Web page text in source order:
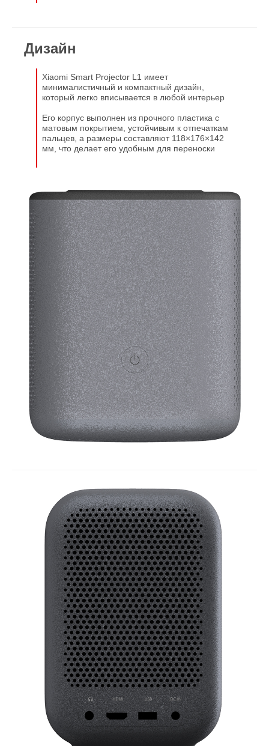
Дизайн
Xiaomi Smart Projector L1 имеет
минималистичный и компактный дизайн,
который легко вписывается в любой интерьер
Его корпус выполнен из прочного пластика с
матовым покрытием, устойчивым к отпечаткам
пальцев, а размеры составляют 118×176×142
мм, что делает его удобным для переноски